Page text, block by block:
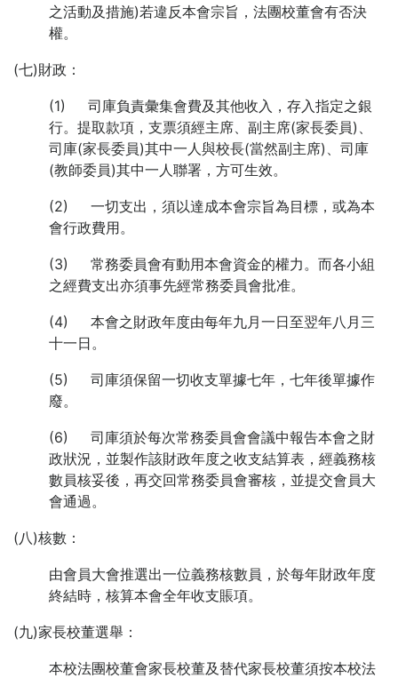
之活動及措施)若違反本會宗旨，法團校董會有否決
權。
(七)財政：
(1) 司庫負責彙集會費及其他收入，存入指定之銀
行。提取款項，支票須經主席、副主席(家長委員)、
司庫(家長委員)其中一人與校長(當然副主席)、司庫
(教師委員)其中一人聯署，方可生效。
(2) 一切支出，須以達成本會宗旨為目標，或為本
會行政費用。
(3) 常務委員會有動用本會資金的權力。而各小組
之經費支出亦須事先經常務委員會批准。
(4) 本會之財政年度由每年九月一日至翌年八月三
十一日。
(5) 司庫須保留一切收支單據七年，七年後單據作
廢。
(6) 司庫須於每次常務委員會會議中報告本會之財
政狀況，並製作該財政年度之收支結算表，經義務核
數員核妥後，再交回常務委員會審核，並提交會員大
會通過。
(八)核數：
由會員大會推選出一位義務核數員，於每年財政年度
終結時，核算本會全年收支賬項。
(九)家長校董選舉：
本校法團校董會家長校董及替代家長校董須按本校法